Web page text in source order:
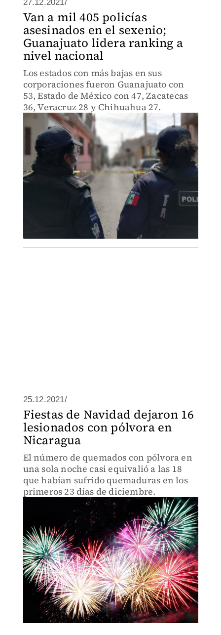
27.12.2021/
Van a mil 405 policías
asesinados en el sexenio;
Guanajuato lidera ranking a
nivel nacional
Los estados con más bajas en sus
corporaciones fueron Guanajuato con
53, Estado de México con 47, Zacatecas
36, Veracruz 28 y Chihuahua 27.
25.12.2021/
Fiestas de Navidad dejaron 16
lesionados con pólvora en
Nicaragua
El número de quemados con pólvora en
una sola noche casi equivalió a las 18
que habían sufrido quemaduras en los
primeros 23 días de diciembre.